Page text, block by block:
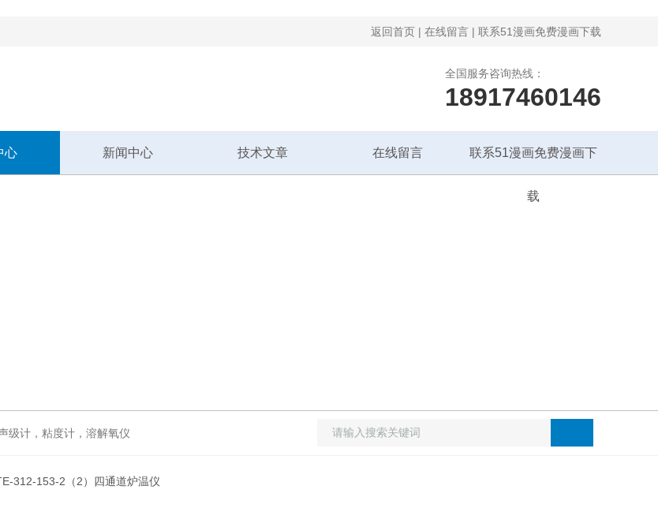
返回首页 | 在线留言 | 联系51漫画免费漫画下载
全国服务咨询热线：
18917460146
心 新闻中心 技术文章 在线留言 联系51漫画免费漫画下
载
，粘度计，溶解氧仪
312-153-2（2）四通道炉温仪